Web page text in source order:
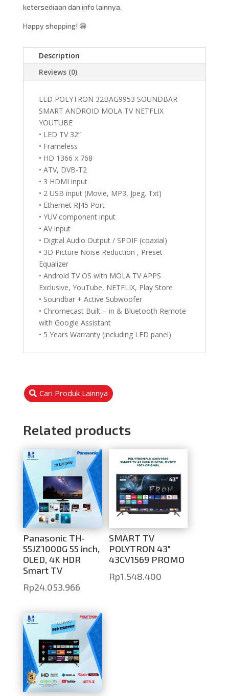
ketersediaan dan info lainnya.
Happy shopping! 😁
Description
Reviews (0)
LED POLYTRON 32BAG9953 SOUNDBAR
SMART ANDROID MOLA TV NETFLIX
YOUTUBE
• LED TV 32”
• Frameless
• HD 1366 x 768
• ATV, DVB-T2
• 3 HDMI input
• 2 USB input (Movie, MP3, Jpeg. Txt)
• Ethernet RJ45 Port
• YUV component input
• AV input
• Digital Audio Output / SPDIF (coaxial)
• 3D Picture Noise Reduction , Preset
Equalizer
• Android TV OS with MOLA TV APPS
Exclusive, YouTube, NETFLIX, Play Store
• Soundbar + Active Subwoofer
• Chromecast Built – in & Bluetooth Remote
with Google Assistant
• 5 Years Warranty (including LED panel)
Cari Produk Lainnya
Related products
Panasonic TH-
55JZ1000G 55 inch,
OLED, 4K HDR
Smart TV
Rp24.053.966
SMART TV
POLYTRON 43″
43CV1569 PROMO
Rp1.548.400